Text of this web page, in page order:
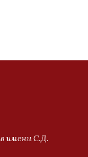
имени С.Д.